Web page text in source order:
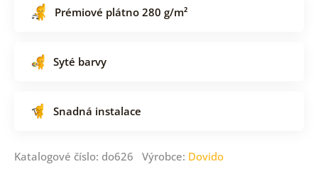
Prémiové plátno 280 g/m²
Syté barvy
Snadná instalace
Katalogové číslo: do626 Výrobce: Dovido